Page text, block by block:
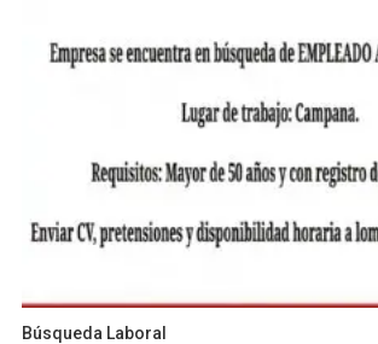
Búsqueda Laboral